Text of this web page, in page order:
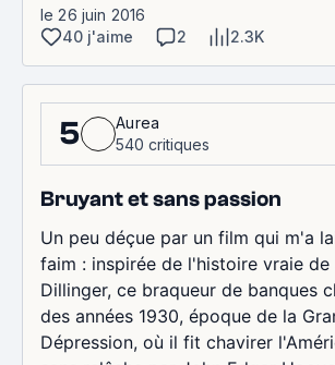
le 26 juin 2016
40 j'aime
2 2.3K
5
Aurea
540 critiques
Bruyant et sans passion
Un peu déçue par un film qui m'a
faim : inspirée de l'histoire vraie de
Dillinger, ce braqueur de banques
des années 1930, époque de la
Dépression, où il fit chavirer